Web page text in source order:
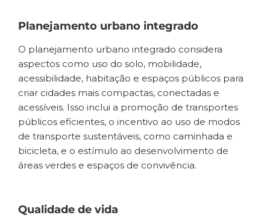
Planejamento urbano integrado
O planejamento urbano integrado considera
aspectos como uso do solo, mobilidade,
acessibilidade, habitação e espaços públicos para
criar cidades mais compactas, conectadas e
acessíveis. Isso inclui a promoção de transportes
públicos eficientes, o incentivo ao uso de modos
de transporte sustentáveis, como caminhada e
bicicleta, e o estímulo ao desenvolvimento de
áreas verdes e espaços de convivência.
Qualidade de vida